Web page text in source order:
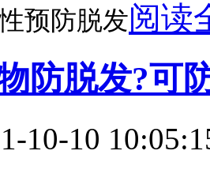
预防脱发阅读
防脱发?可
10-10